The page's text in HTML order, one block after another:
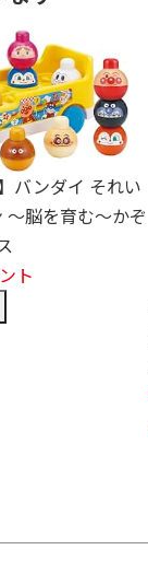
バンダイ それい
脳を育む～かぞ
ト